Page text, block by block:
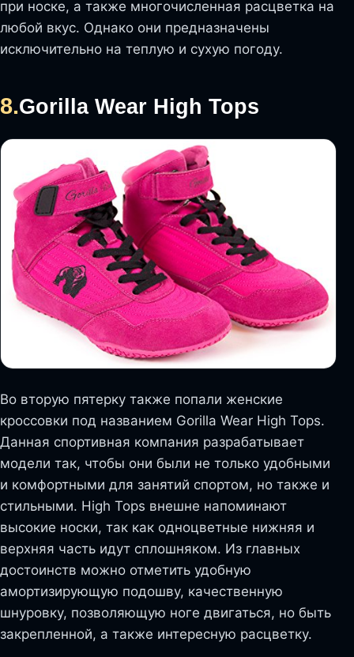
при носке, а также многочисленная расцветка на
любой вкус. Однако они предназначены
исключительно на теплую и сухую погоду.
8.Gorilla Wear High Tops
Во вторую пятерку также попали женские
кроссовки под названием Gorilla Wear High Tops.
Данная спортивная компания разрабатывает
модели так, чтобы они были не только удобными
и комфортными для занятий спортом, но также и
стильными. High Tops внешне напоминают
высокие носки, так как одноцветные нижняя и
верхняя часть идут сплошняком. Из главных
достоинств можно отметить удобную
амортизирующую подошву, качественную
шнуровку, позволяющую ноге двигаться, но быть
закрепленной, а также интересную расцветку.